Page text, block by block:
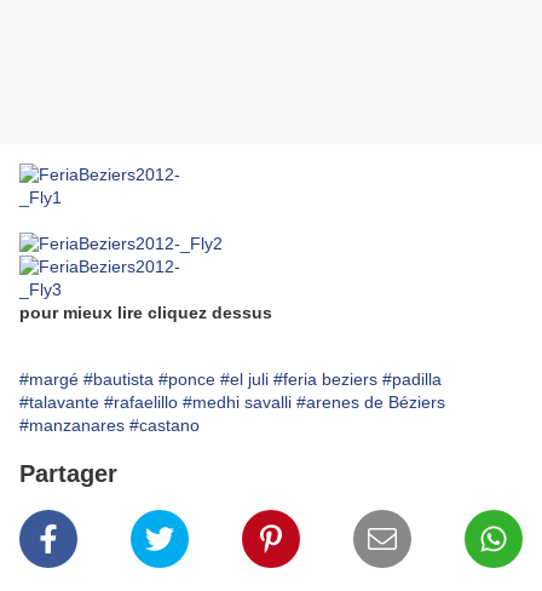
pour mieux lire cliquez dessus
#margé #bautista #ponce #el juli #feria beziers #padilla
#talavante #rafaelillo #medhi savalli #arenes de Béziers
#manzanares #castano
Partager